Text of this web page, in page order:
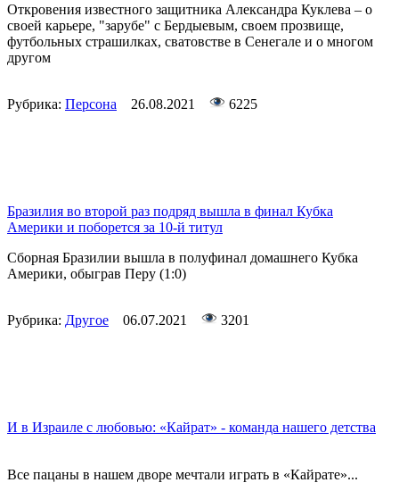
Откровения известного защитника Александра Куклева – о
своей карьере, "зарубе" с Бердыевым, своем прозвище,
футбольных страшилках, сватовстве в Сенегале и о многом
другом
Рубрика: Персона 26.08.2021 6225
Бразилия во второй раз подряд вышла в финал Кубка
Америки и поборется за 10-й титул
Сборная Бразилии вышла в полуфинал домашнего Кубка
Америки, обыграв Перу (1:0)
Рубрика: Другое 06.07.2021 3201
И в Израиле с любовью: «Кайрат» - команда нашего детства
Все пацаны в нашем дворе мечтали играть в «Кайрате»...